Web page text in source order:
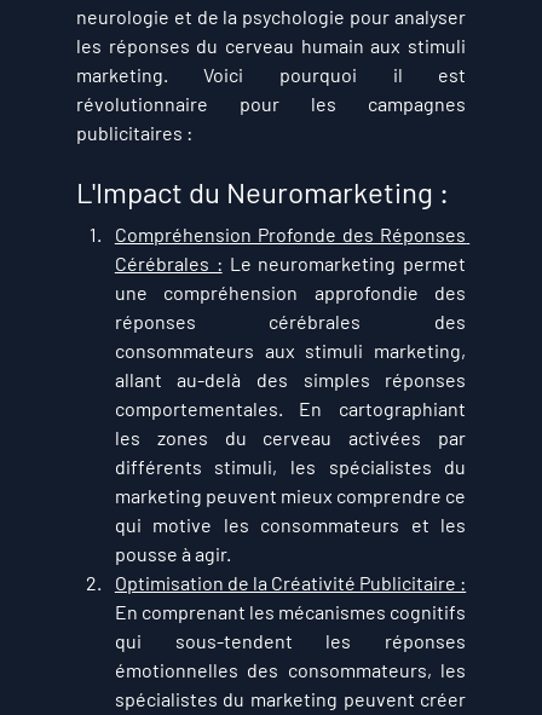
neurologie et de la psychologie pour analyser
les réponses du cerveau humain aux stimuli
marketing. Voici pourquoi il est
révolutionnaire pour les campagnes
publicitaires :
L'Impact du Neuromarketing :
Compréhension Profonde des Réponses
Cérébrales : Le neuromarketing permet
une compréhension approfondie des
réponses cérébrales des
consommateurs aux stimuli marketing,
allant au-delà des simples réponses
comportementales. En cartographiant
les zones du cerveau activées par
différents stimuli, les spécialistes du
marketing peuvent mieux comprendre ce
qui motive les consommateurs et les
pousse à agir.
Optimisation de la Créativité Publicitaire :
En comprenant les mécanismes cognitifs
qui sous-tendent les réponses
émotionnelles des consommateurs, les
spécialistes du marketing peuvent créer